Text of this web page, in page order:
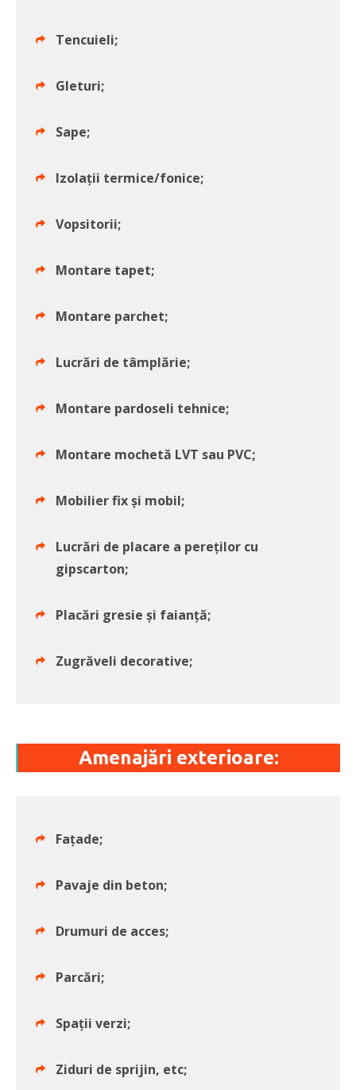
Tencuieli;
Gleturi;
Sape;
Izolații termice/fonice;
Vopsitorii;
Montare tapet;
Montare parchet;
Lucrări de tâmplărie;
Montare pardoseli tehnice;
Montare mochetă LVT sau PVC;
Mobilier fix și mobil;
Lucrări de placare a pereților cu
gipscarton;
Placări gresie și faianță;
Zugrăveli decorative;
Amenajări exterioare:
Fațade;
Pavaje din beton;
Drumuri de acces;
Parcări;
Spații verzi;
Ziduri de sprijin, etc;